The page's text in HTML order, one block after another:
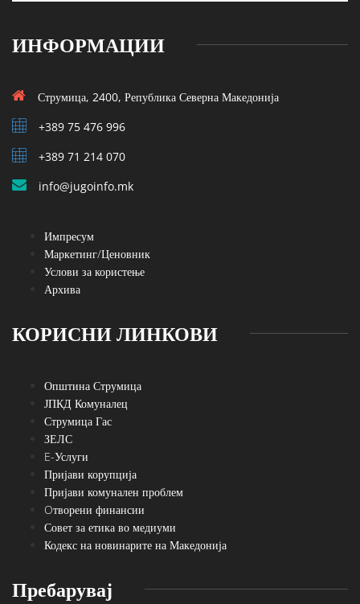
ИНФОРМАЦИИ
Струмица, 2400, Република Северна Македонија
+389 75 476 996
+389 71 214 070
info@jugoinfo.mk
Импресум
Маркетинг/Ценовник
Услови за користење
Архива
КОРИСНИ ЛИНКОВИ
Општина Струмица
ЈПКД Комуналец
Струмица Гас
ЗЕЛС
E-Услуги
Пријави корупција
Пријави комунален проблем
Oтворени финансии
Совет за етика во медиуми
Кодекс на новинарите на Македонија
Пребарувај